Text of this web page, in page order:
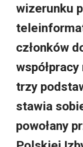
wizerunku
członków
trzy
stawia
powołany